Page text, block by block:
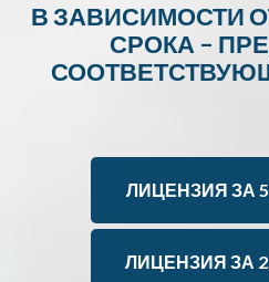
В ЗАВИСИМОСТИ
СРОКА –
ЛИЦЕНЗИЯ ЗА
ЛИЦЕНЗИЯ ЗА